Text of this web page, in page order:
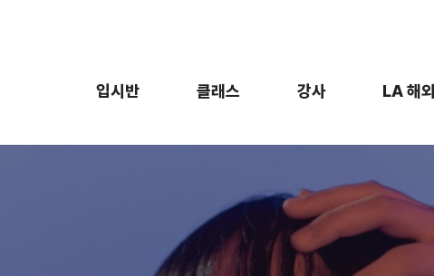
입시반 클래스 강사 LA 해